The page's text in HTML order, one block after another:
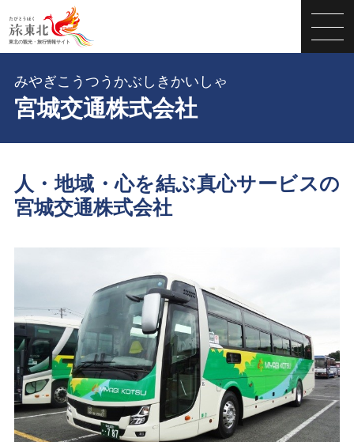
宮城交通株式会社
みやぎこうつうかぶしきかいしゃ
人・地域・心を結ぶ真心サービスの
宮城交通株式会社